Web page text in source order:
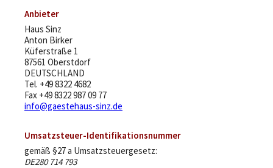
Anbieter
Haus Sinz
Anton Birker
Küferstraße 1
87561 Oberstdorf
DEUTSCHLAND
Tel. +49 8322 4682
Fax +49 8322 987 09 77
info@gaestehaus-sinz.de
Umsatzsteuer-Identifikationsnummer
gemäß §27 a Umsatzsteuergesetz:
DE280 714 793